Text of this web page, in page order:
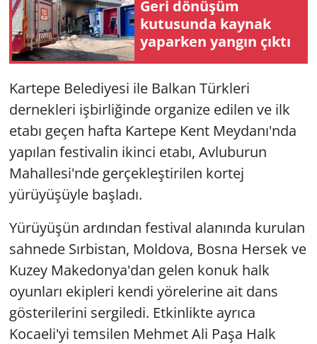
Geri dönüşüm
kutusunda kaynak
yaparken yangın çıktı
Kartepe Belediyesi ile Balkan Türkleri
dernekleri işbirliğinde organize edilen ve ilk
etabı geçen hafta Kartepe Kent Meydanı'nda
yapılan festivalin ikinci etabı, Avluburun
Mahallesi'nde gerçekleştirilen kortej
yürüyüşüyle başladı.
Yürüyüşün ardından festival alanında kurulan
sahnede Sırbistan, Moldova, Bosna Hersek ve
Kuzey Makedonya'dan gelen konuk halk
oyunları ekipleri kendi yörelerine ait dans
gösterilerini sergiledi. Etkinlikte ayrıca
Kocaeli'yi temsilen Mehmet Ali Paşa Halk